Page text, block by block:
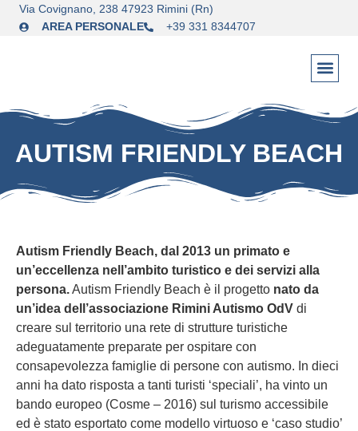
Via Covignano, 238 47923 Rimini (Rn)
AREA PERSONALE
+39 331 8344707
AUTISM FRIENDLY BEACH
Autism Friendly Beach, dal 2013 un primato e
un’eccellenza nell’ambito turistico e dei servizi alla
persona.Autism Friendly Beach è il progetto nato da
un’idea dell’associazione Rimini Autismo OdV di
creare sul territorio una rete di strutture turistiche
adeguatamente preparate per ospitare con
consapevolezza famiglie di persone con autismo. In dieci
anni ha dato risposta a tanti turisti ‘speciali’, ha vinto un
bando europeo (Cosme – 2016) sul turismo accessibile
ed è stato esportato come modello virtuoso e ‘caso studio’